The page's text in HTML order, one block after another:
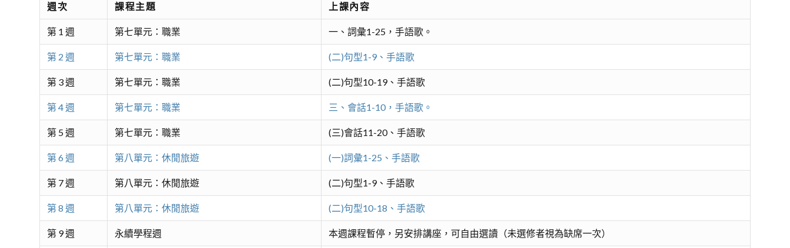
週次 課程主題 上課內容
第 1 週 第七單元：職業 一、詞彙1-25，手語歌。
第 2 週 第七單元：職業 (二)句型1-9、手語歌
第 3 週 第七單元：職業 (二)句型10-19、手語歌
第 4 週 第七單元：職業 三、會話1-10，手語歌。
第 5 週 第七單元：職業 (三)會話11-20、手語歌
第 6 週 第八單元：休閒旅遊 (一)詞彙1-25、手語歌
第 7 週 第八單元：休閒旅遊 (二)句型1-9、手語歌
第 8 週 第八單元：休閒旅遊 (二)句型10-18、手語歌
第 9 週 永續學程週 本週課程暫停，另安排講座，可自由選讀（未選修者視為缺席一次）